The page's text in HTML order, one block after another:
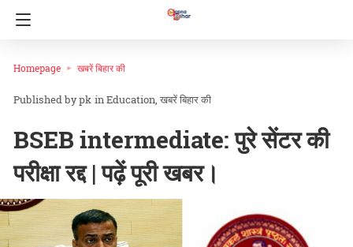
Homepage खबरें बिहार की
pk inEducation खबरें बिहार की
BSEB intermediate: पुरे सेंटर की
परीक्षा रद्द | पढ़ें पूरी खबर।